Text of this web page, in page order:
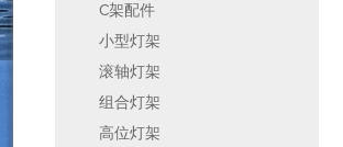
C架配件
小型灯架
滚轴灯架
组合灯架
高位灯架